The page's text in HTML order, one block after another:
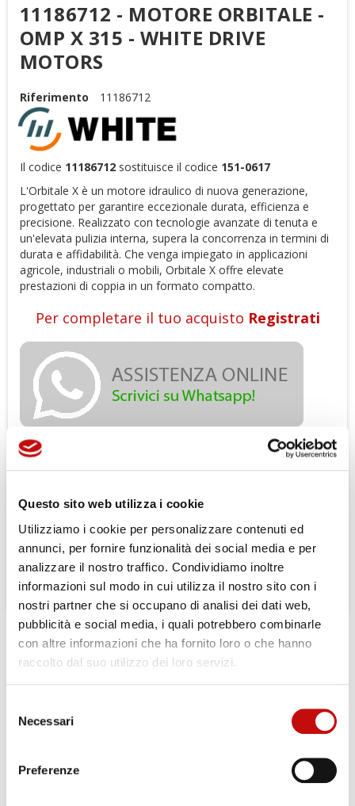
Questo sito web utilizza i cookie
Utilizziamo i cookie per personalizzare contenuti ed
annunci, per fornire funzionalità dei social media e per
analizzare il nostro traffico. Condividiamo inoltre
informazioni sul modo in cui utilizza il nostro sito con i
nostri partner che si occupano di analisi dei dati web,
pubblicità e social media, i quali potrebbero combinarle
con altre informazioni che ha fornito loro o che hanno
raccolto dal suo utilizzo dei loro servizi.
delNecessari
Preferenze
Aggiungi alla lista dei desideri
Crea lista dei desideri
Nome lista dei desideri
Devi avere effettuato l'accesso per salvare dei prodotti
11186712 - MOTORE ORBITALE -
OMP X 315 - WHITE DRIVE
MOTORS
Riferimento 11186712
Il codice 11186712 sostituisce il codice 151-0617
L'Orbitale X è un motore idraulico di nuova generazione,
progettato per garantire eccezionale durata, efficienza e
precisione. Realizzato con tecnologie avanzate di tenuta e
un'elevata pulizia interna, supera la concorrenza in termini di
durata e affidabilità. Che venga impiegato in applicazioni
agricole, industriali o mobili, Orbitale X offre elevate
prestazioni di coppia in un formato compatto.
Per completare il tuo acquisto Registrati
Gli ordini effettuati dal 04-08-2026
al 23-08-2026 verranno evasi a
partire dal 24-08-2026
DESCRIZIONE SCHEDA TECNICA
Cilindrata:
Coppia massima continua: